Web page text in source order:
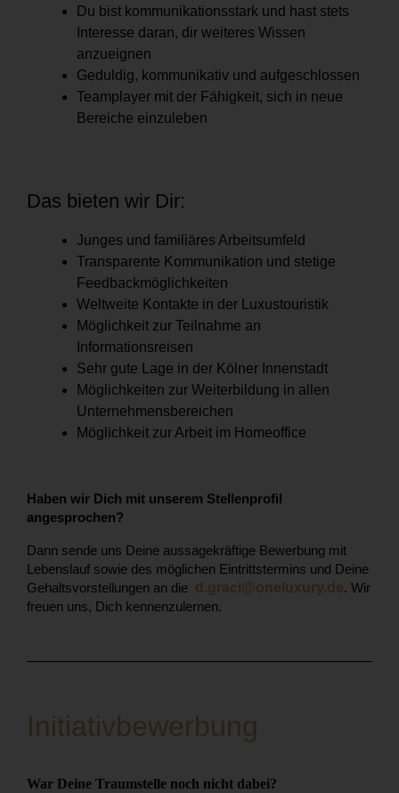
Du bist kommunikationsstark und hast stets
Interesse daran, dir weiteres Wissen
anzueignen
Geduldig, kommunikativ und aufgeschlossen
Teamplayer mit der Fähigkeit, sich in neue
Bereiche einzuleben
Das bieten wir Dir:
Junges und familiäres Arbeitsumfeld
Transparente Kommunikation und stetige
Feedbackmöglichkeiten
Weltweite Kontakte in der Luxustouristik
Möglichkeit zur Teilnahme an
Informationsreisen
Sehr gute Lage in der Kölner Innenstadt
Möglichkeiten zur Weiterbildung in allen
Unternehmensbereichen
Möglichkeit zur Arbeit im Homeoffice
Haben wir Dich mit unserem Stellenprofil
angesprochen?
Dann sende uns Deine aussagekräftige Bewerbung mit
Lebenslauf sowie des möglichen Eintrittstermins und Deine
Gehaltsvorstellungen an die d.graci@oneluxury.de. Wir
freuen uns, Dich kennenzulernen.
Initiativbewerbung
War Deine Traumstelle noch nicht dabei?